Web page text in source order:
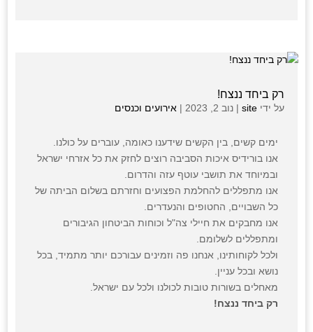
רק ביחד ננצח!
על ידי site
| נוב 2, 2023 | אירועים וכנסים
ימים קשים, בין הקשים שידענו כאומה, עוברים על כולנו.
אנו בורידיס איכות הסביבה רוצים לחזק את כל אזרחי ישראל
ובמיוחד את תושבי עוטף עזה והדרום.
אנו מתפללים להחלמת הפצועים וחזרתם בשלום הביתה של
כל השבויים, החטופים והנעדרים.
אנו מחבקים את חיילי צה"ל וכוחות הביטחון הגיבורים
ומתפללים לשלומם.
ולכל לקוחותינו, אנחנו פה וזמינים עבורכם יותר מתמיד, בכל
נושא ובכל עניין.
מאחלים בשורות טובות לכולנו ולכל עם ישראל.
רק ביחד ננצח!